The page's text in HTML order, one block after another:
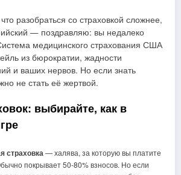
разобраться со страховкой сложнее,
— поздравляю: вы недалеко
медицинского страхования США
из бюрократии, жадности
и ваших нервов. Но если знать
не стать её жертвой.
выбирайте, как в
страховка — халява, за которую вы платите
покрывает 50-80% взносов. Но если